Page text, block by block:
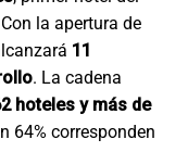
la apertura de
11
. La cadena
hoteles y más de
64% corresponden